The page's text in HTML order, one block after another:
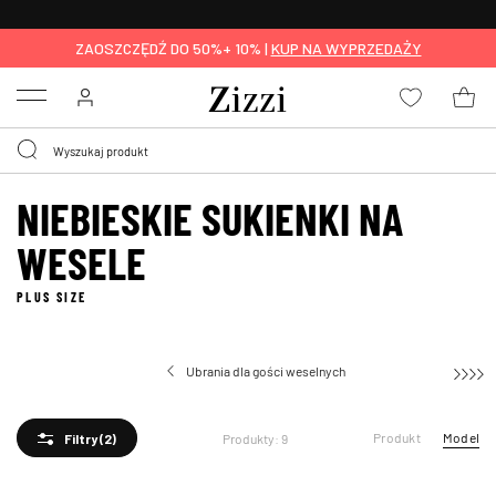
ZAOSZCZĘDŹ DO 50%+ 10% | KUP NA WYPRZEDAŻY
Menu
NIEBIESKIE SUKIENKI NA
WESELE
PLUS SIZE
Ubrania dla gości weselnych
Filtry(2) Produkty: 9 Produkt Model